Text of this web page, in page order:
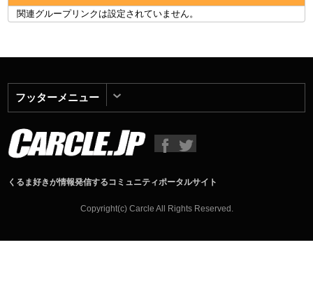
関連グループリンクは設定されていません。
フッターメニュー
くるま好きが情報発信するコミュニティポータルサイト
Copyright(c) Carcle All Rights Reserved.